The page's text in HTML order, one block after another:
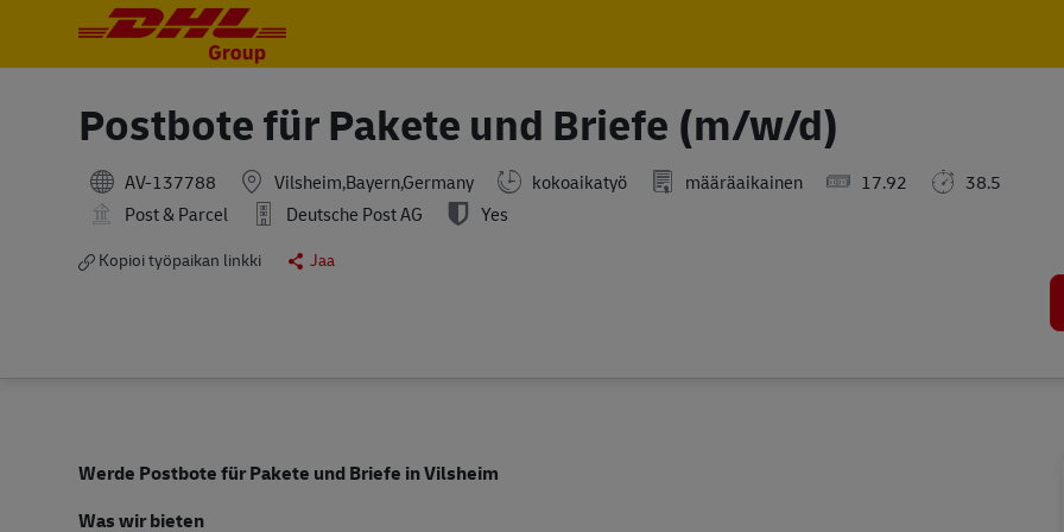
Postbote für Pakete und Briefe (m/w/d)
AV-137788 Vilsheim,Bayern,Germany kokoaikatyö määräaikainen 17.92
38.5
Post & Parcel
Deutsche Post AG Yes
Kopioi työpaikan linkki
Jaa
Werde Postbote für Pakete und Briefe in Vilsheim
Was wir bieten